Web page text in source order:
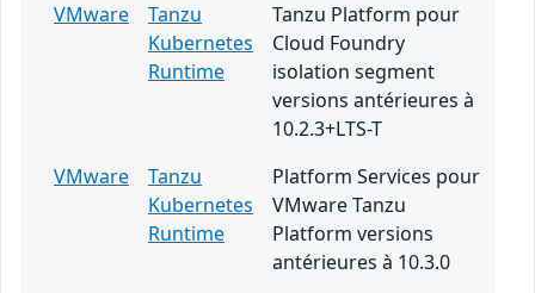
VMware
Tanzu
Kubernetes
Runtime
Tanzu Platform pour
Cloud Foundry
isolation segment
versions antérieures à
10.2.3+LTS-T
VMware
Tanzu
Kubernetes
Runtime
Platform Services pour
VMware Tanzu
Platform versions
antérieures à 10.3.0